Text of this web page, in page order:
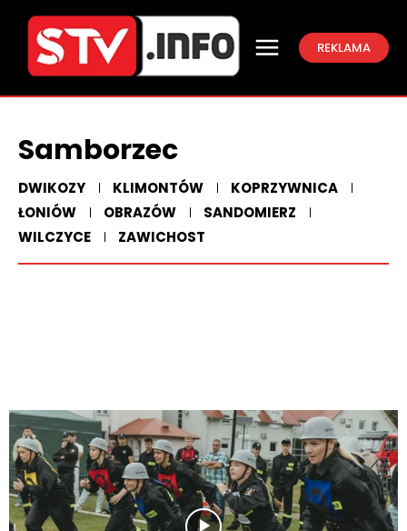
REKLAMA
Samborzec
DWIKOZY KLIMONTÓW
KOPRZYWNICA
ŁONIÓW
OBRAZÓW
SANDOMIERZ
WILCZYCE
ZAWICHOST